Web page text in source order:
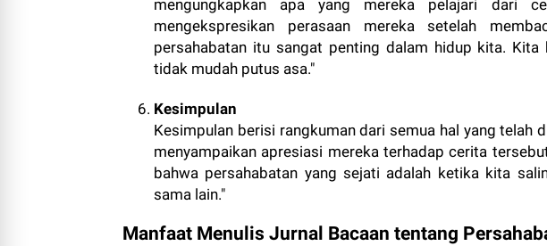
mengungkapkan apa yang mereka pelajari dari
mengekspresikan perasaan mereka setelah
persahabatan itu sangat penting dalam hidup kita. Kita
tidak mudah putus asa."
Kesimpulan
Kesimpulan berisi rangkuman dari semua hal yang telah
menyampaikan apresiasi mereka terhadap cerita
bahwa persahabatan yang sejati adalah ketika kita
sama lain."
Manfaat Menulis Jurnal Bacaan tentang